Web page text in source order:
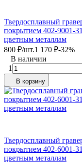
Твердосплавный
покрытием 402-9001-
цветным металлам
800 ₽/шт.1 170 ₽-32%
В наличии
1
В корзину
Твердосплавный
покрытием 402-6001-
цветным металлам